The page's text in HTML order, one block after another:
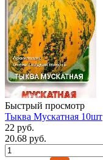
Быстрый просмотр
Тыква Мускатная 10шт
22 руб.
20.68 руб.